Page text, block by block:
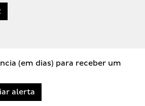
(em dias) para receber um
alerta